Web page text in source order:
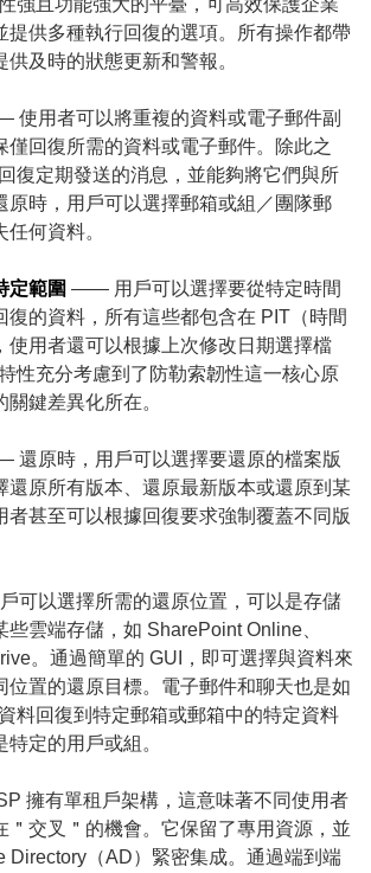
提供多種執行回復的選項。所有操作都帶
及時的狀態更新和警報。
使用者可以將重複的資料或電子郵件副
僅回復所需的資料或電子郵件。除此之
復定期發送的消息，並能夠將它們與所
原時，用戶可以選擇郵箱或組／團隊郵
何資料。
定範圍 —— 用戶可以選擇要從特定時間
復的資料，所有這些都包含在 PIT（時間
使用者還可以根據上次修改日期選擇檔
性充分考慮到了防勒索韌性這一核心原
鍵差異化所在。
還原時，用戶可以選擇要還原的檔案版
還原所有版本、還原最新版本或還原到某
者甚至可以根據回復要求強制覆蓋不同版
可以選擇所需的還原位置，可以是存儲
些雲端存儲，如 SharePoint Online、
。通過簡單的 GUI，即可選擇與資料來
位置的還原目標。電子郵件和聊天也是如
料回復到特定郵箱或郵箱中的特定資料
定的用戶或組。
擁有單租戶架構，這意味著不同使用者
＂交叉＂的機會。它保留了專用資源，並
Directory（AD）緊密集成。通過端到端